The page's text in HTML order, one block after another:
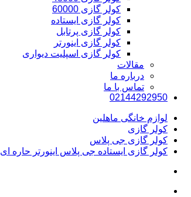
کولر گازی 60000
کولر گازی ایستاده
کولر گازی پرتابل
کولر گازی اینورتر
کولر گازی اسپلیت دیواری
مقالات
درباره ما
تماس با ما
02144292950
لوازم خانگی ماهلین
کولر گازی
کولر گازی جی پلاس
کولر گازی ایستاده جی پلاس اینورتر حاره ای 36000